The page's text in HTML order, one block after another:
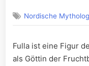
Nordische
Fulla ist eine Figur
als Göttin der